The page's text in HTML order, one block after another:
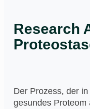
Research
Der Prozess, der
gesundes Proteom